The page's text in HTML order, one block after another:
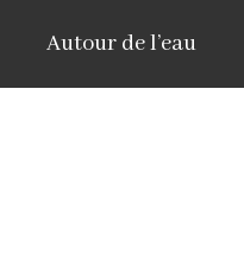
Autour de l’eau